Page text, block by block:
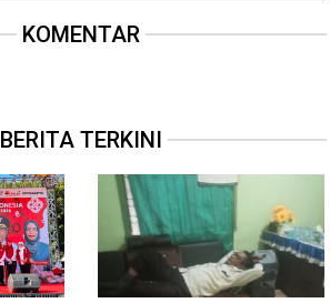
KOMENTAR
BERITA TERKINI